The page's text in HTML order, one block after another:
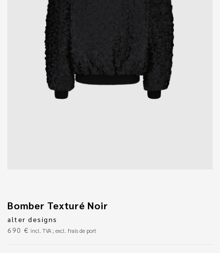
Bomber Texturé Noir
alter designs
690 € incl. TVA ; excl. frais de port